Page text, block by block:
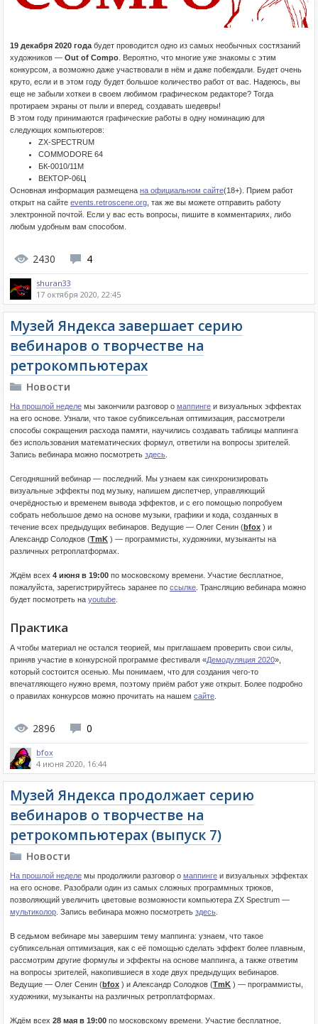
19 декабря 2020 года будет проводится одно из самых необычных состязаний
художников — Out of Compo . Вероятно, что многие уже знакомы с этим
конкурсом, а возможно даже участвовали в нём и даже побеждали. Будет очень
круто, если и в этом году будет большое количество работ от вас. Надеюсь, вы
еще не забыли хоткеи в своем любимом графическом редакторе? Тогда
протираем экраны от пыли и вперед, создавать шедевры!
В этом году принимаются графические работы в одну номинацию для
следующих компьютеров:
ZX-SPECTRUM
COMMODORE 64
БК-0010/11М
ВЕКТОР-06Ц
Основная информация размещена на официальном сайте(18+). Прием работ
открыт на сайте events.retroscene.org , так же вы можете отправить работу
электронной почтой. Если у вас есть вопросы, пишите в комментариях, либо
любым удобным вам способом.
2430 4
shuran33
17 октября 2020, 22:45
Музей Яндекса завершает серию
вебинаров о творчестве на
ретрокомпьютерах
Новости
На прошлой неделе мы закончили разговор о маппинге и визуальных эффектах
на его основе. Узнали, что такое субпиксельная оптимизация, рассмотрели
способы сокращения расхода памяти, научились создавать таблицы маппинга
без использования математических формул, ответили на вопросы зрителей.
Запись вебинара можно посмотреть здесь
Сегодняшний вебинар — последний. Мы узнаем как синхронизировать
визуальные эффекты под музыку, напишем диспетчер, управляющий
очерёдностью и временем вывода эффектов, и с его помощью попробуем
собрать небольшое демо на основе музыки, графики и кода, созданных в
течение всех предыдущих вебинаров. Ведущие — Олег Сенин (bfox ) и
Александр Солодков (TmK ) — программисты, художники, музыканты на
различных ретроплатформах.
Ждём всех 4 июня в 19:00 по московскому времени. Участие бесплатное,
пожалуйста, зарегистрируйтесь заранее по ссылке . Трансляцию вебинара можно
будет посмотреть на youtube
Практика
А чтобы материал не остался теорией, мы приглашаем проверить свои силы,
приняв участие в конкурсной программе фестиваля «Демодуляция 2020»,
который состоится осенью. Мы понимаем, что для создания чего-то
впечатляющего нужно время, поэтому приём работ уже открыт. Более подробно
о правилах конкурсов можно прочитать на нашем сайте
2896 0
bfox
4 июня 2020, 16:44
Музей Яндекса продолжает серию
вебинаров о творчестве на
ретрокомпьютерах (выпуск 7)
Новости
На прошлой неделе мы продолжили разговор о маппинге и визуальных эффектах
на его основе. Разобрали один из самых сложных программных трюков,
позволяющий увеличить цветовые возможности компьютера ZX Spectrum —
мультиколор . Запись вебинара можно посмотреть здесь
В седьмом вебинаре мы завершим тему маппинга: узнаем, что такое
субпиксельная оптимизация, как с её помощью сделать эффект более плавным,
рассмотрим другие формулы и эффекты на основе маппинга, а также ответим
на вопросы зрителей, накопившиеся в ходе двух предыдущих вебинаров.
Ведущие — Олег Сенин (bfox ) и Александр Солодков (TmK ) — программисты,
художники, музыканты на различных ретроплатформах.
Ждём всех 28 мая в 19:00 по московскому времени. Участие бесплатное,